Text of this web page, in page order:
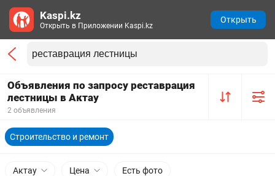
Объявления по запросу реставрация
лестницы в Актау
2 объявления
Строительство и ремонт
Актау Цена Есть фото
Kaspi.kz
Открыть в Приложении Kaspi.kz
Открыть